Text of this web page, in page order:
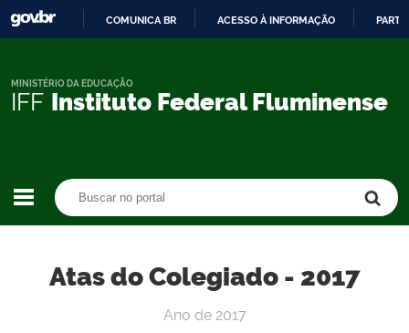
CONTEÚDO
COMUNICA BR ACESSO À INFORMAÇÃO
IFF Instituto Federal Fluminense
MINISTÉRIO DA EDUCAÇÃO
Atas do Colegiado - 2017
Ano de 2017